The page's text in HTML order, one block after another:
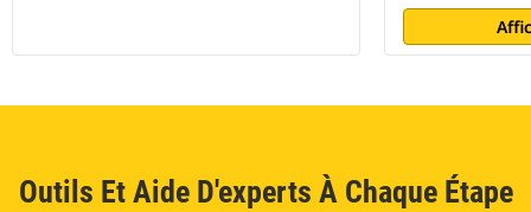
Outils Et Aide D'experts À Chaque Étape